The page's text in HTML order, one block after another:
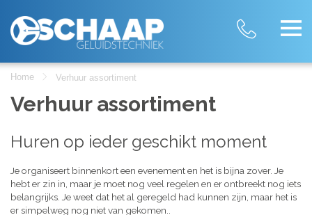
Home Verhuur assortiment
Verhuur assortiment
Huren op ieder geschikt moment
Je organiseert binnenkort een evenement en het is bijna zover. Je
hebt er zin in, maar je moet nog veel regelen en er ontbreekt nog iets
belangrijks. Je weet dat het al geregeld had kunnen zijn, maar het is
er simpelweg nog niet van gekomen..